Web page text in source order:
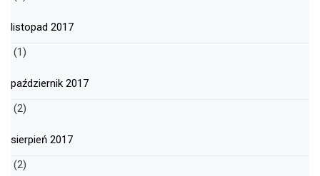
listopad 2017
(1)
październik 2017
(2)
sierpień 2017
(2)